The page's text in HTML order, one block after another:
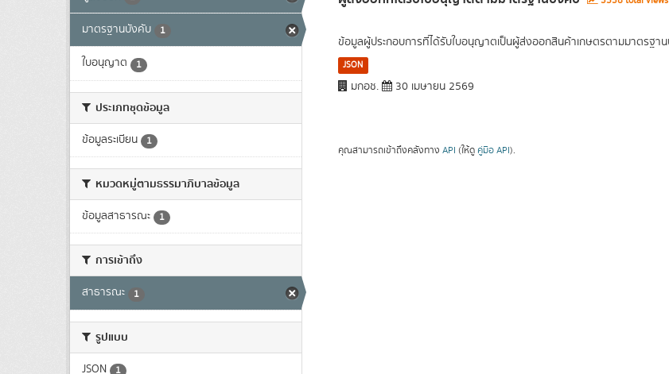
มาตรฐานบังคับ 1
ใบอนุญาต 1
ประเภทชุดข้อมูล
ข้อมูลระเบียน 1
หมวดหมู่ตามธรรมาภิบาลข้อมูล
ข้อมูลสาธารณะ 1
การเข้าถึง
สาธารณะ 1
รูปแบบ
JSON 1
ข้อมูลผู้ประกอบการที่ได้รับใบอนุญาตเป็นผู้ส่งออกสินค้าเกษตรตามมาตรฐ
JSON
มกอช. 30 เมษายน 2569
คุณสามารถเข้าถึงคลังทาง API (ให้ดู คู่มือ API).